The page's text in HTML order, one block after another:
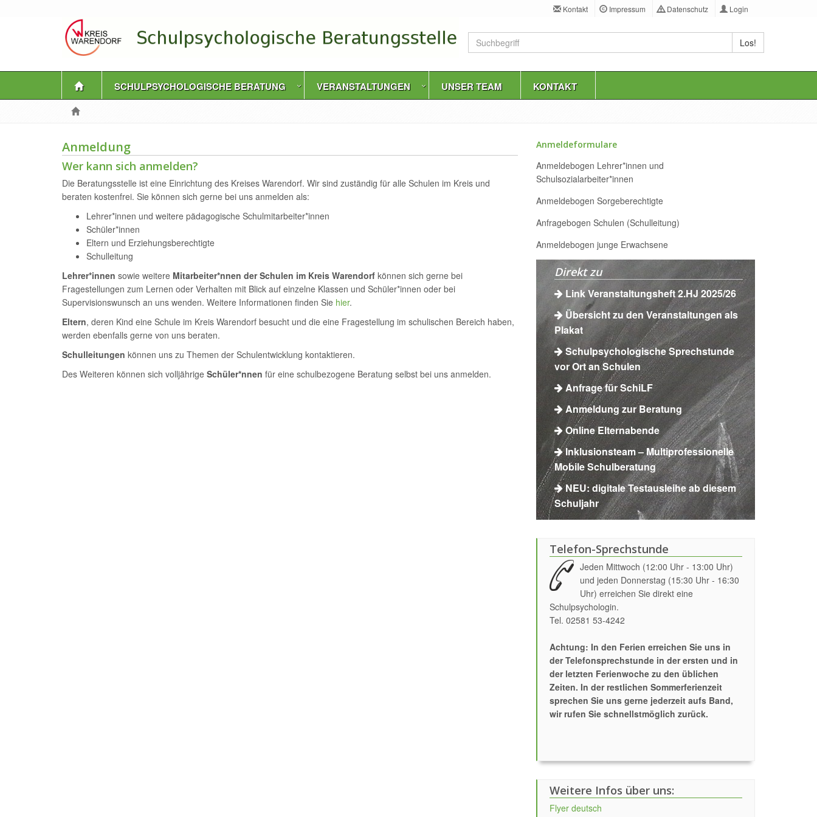
Kontakt Impressum Datenschutz Login
Bitte
Suchbegriff
Los!
SCHULPSYCHOLOGISCHE BERATUNG VERANSTALTUNGEN UNSER TEAM KONTAKT
Anmeldung
Wer kann sich anmelden?
Die Beratungsstelle ist eine Einrichtung des Kreises Warendorf. Wir sind zuständig für alle Schulen im Kreis und
beraten kostenfrei. Sie können sich gerne bei uns anmelden als:
Lehrer*innen und weitere pädagogische Schulmitarbeiter*innen
­Schüler*innen
Eltern und Erziehungsberechtigte
Schulleitung
Lehrer*innen sowie weitere Mitarbeiter*nnen der Schulen im Kreis Warendorf können sich gerne bei
Fragestellungen zum Lernen oder Verhalten mit Blick auf einzelne Klassen und Schüler*innen oder bei
Supervisionswunsch an uns wenden. Weitere Informationen finden Sie hier.
Eltern, deren Kind eine Schule im Kreis Warendorf besucht und die eine Fragestellung im schulischen Bereich haben,
werden ebenfalls gerne von uns beraten.
Schulleitungen können uns zu Themen der Schulentwicklung kontaktieren.
Des Weiteren können sich volljährige Schüler*nnen für eine schulbezogene Beratung selbst bei uns anmelden.
Anmeldeformulare
Anmeldebogen Lehrer*innen und
Schulsozialarbeiter*innen
Anmeldebogen Sorgeberechtigte
Anfragebogen Schulen (Schulleitung)
Anmeldebogen junge Erwachsene
Direkt zu
Link Veranstaltungsheft 2.HJ 2025/26
Übersicht zu den Veranstaltungen als
Plakat
Schulpsychologische Sprechstunde
vor Ort an Schulen
Anfrage für SchiLF
Anmeldung zur Beratung
Online Elternabende
Inklusionsteam – Multiprofessionelle
Mobile Schulberatung
NEU: digitale Testausleihe ab diesem
Schuljahr
Telefon-Sprechstunde
Jeden Mittwoch (12:00 Uhr - 13:00 Uhr)
und jeden Donnerstag (15:30 Uhr - 16:30
Uhr) erreichen Sie direkt eine
Schulpsychologin.
Tel. 02581 53-4242
Achtung: In den Ferien erreichen Sie uns in
der Telefonsprechstunde in der ersten und in
der letzten Ferienwoche zu den üblichen
Zeiten. In der restlichen Sommerferienzeit
sprechen Sie uns gerne jederzeit aufs Band,
wir rufen Sie schnellstmöglich zurück.
Weitere Infos über uns:
Flyer deutsch